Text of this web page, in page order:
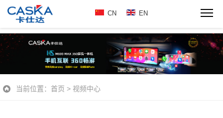
CN EN
当前位置： 首页 > 视频中心